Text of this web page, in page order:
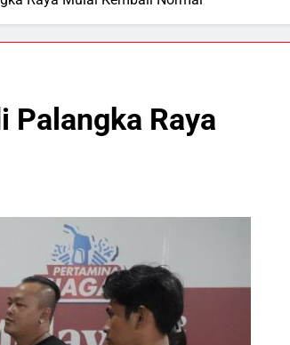
Palangka Raya